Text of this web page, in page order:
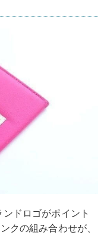
ドロゴがポイント
クの組み合わせが、